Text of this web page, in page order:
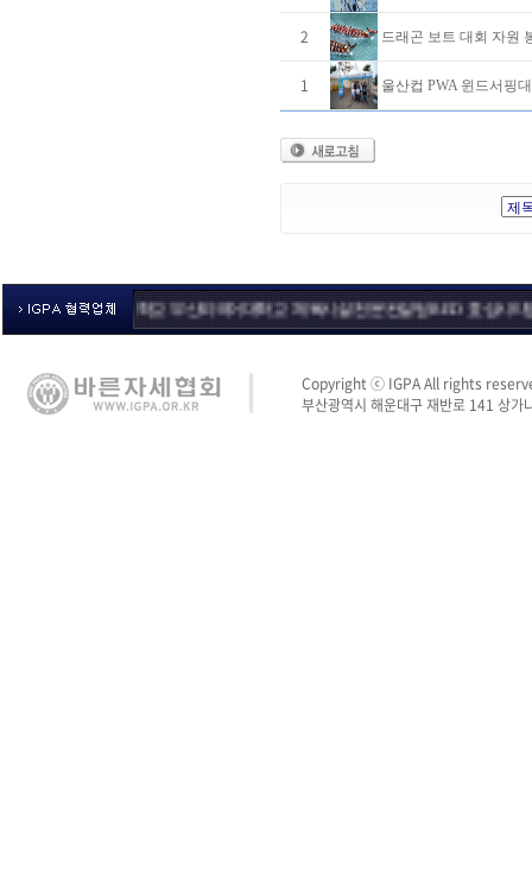
2 드래곤 보트 대회 자원
1 울산컵 PWA 윈드서핑
짐 영산대학교 부산외국어대학교 체육시설 전문 컨설팅 RED 효성시티병원 가온
Copyright ⓒ IGPA All rights
부산광역시 해운대구 재반로 141 상